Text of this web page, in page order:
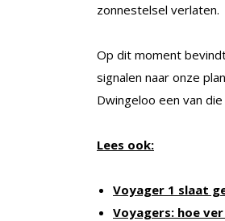
zonnestelsel verlaten.
Op dit moment
signalen naar onze
Dwingeloo een van
Lees ook:
Voyager 1 slaat
Voyagers: hoe